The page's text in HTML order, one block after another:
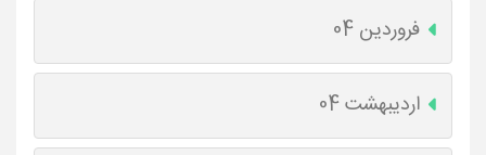
فروردین 04
اردیبهشت 04